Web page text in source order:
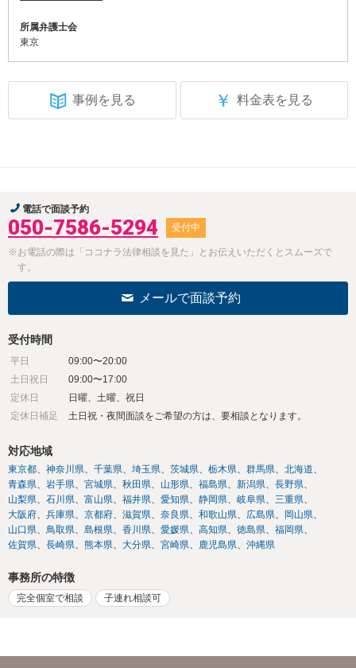
所属弁護士会
東京
事例を見る ￥ 料金表を見る
電話で面談予約
050-7586-5294 受付中
※お電話の際は「ココナラ法律相談を見た」とお伝えいただくとスムーズで
す。
メールで面談予約
受付時間
平日
09:00〜20:00
土日祝日
09:00〜17:00
定休日
日曜、土曜、祝日
定休日補足
土日祝・夜間面談をご希望の方は、要相談となります。
対応地域
東京都 神奈川県 千葉県 埼玉県 茨城県 栃木県 群馬県
北海道
青森県
岩手県 宮城県 秋田県 山形県 福島県 新潟県
長野県
山梨県
石川県 富山県 福井県 愛知県 静岡県 岐阜県
三重県
大阪府
兵庫県 京都府 滋賀県 奈良県 和歌山県 広島県
岡山県
山口県
鳥取県 島根県 香川県 愛媛県 高知県 徳島県
福岡県
佐賀県
長崎県 熊本県 大分県 宮崎県 鹿児島県 沖縄県
事務所の特徴
完全個室で相談 子連れ相談可